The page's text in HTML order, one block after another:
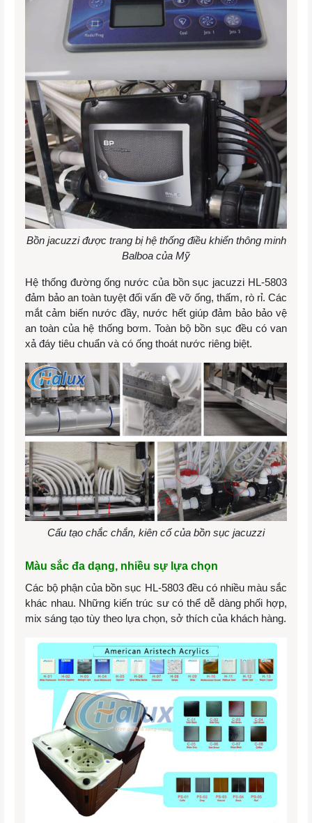
Bồn jacuzzi được trang bị hệ thống điều khiển thông minh
Balboa của Mỹ
Hệ thống đường ống nước của bồn sục jacuzzi HL-5803
đảm bảo an toàn tuyệt đối vấn đề vỡ ống, thấm, rò rỉ. Các
mắt cảm biến nước đầy, nước hết giúp đảm bảo bảo vệ
an toàn của hệ thống bơm. Toàn bộ bồn sục đều có van
xả đáy tiêu chuẩn và có ống thoát nước riêng biệt.
Cấu tạo chắc chắn, kiên cố của bồn sục jacuzzi
Màu sắc đa dạng, nhiều sự lựa chọn
Các bộ phận của bồn sục HL-5803 đều có nhiều màu sắc
khác nhau. Những kiến trúc sư có thể dễ dàng phối hợp,
mix sáng tạo tùy theo lựa chọn, sở thích của khách hàng.